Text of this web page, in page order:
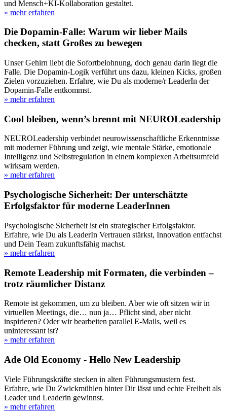
und Mensch+KI-Kollaboration gestaltet.
» mehr erfahren
Die Dopamin-Falle: Warum wir lieber Mails
checken, statt Großes zu bewegen
Unser Gehirn liebt die Sofortbelohnung, doch genau darin liegt die
Falle. Die Dopamin-Logik verführt uns dazu, kleinen Kicks, großen
Zielen vorzuziehen. Erfahre, wie Du als moderne/r LeaderIn der
Dopamin-Falle entkommst.
» mehr erfahren
Cool bleiben, wenn’s brennt mit NEUROLeadership
NEUROLeadership verbindet neurowissenschaftliche Erkenntnisse
mit moderner Führung und zeigt, wie mentale Stärke, emotionale
Intelligenz und Selbstregulation in einem komplexen Arbeitsumfeld
wirksam werden.
» mehr erfahren
Psychologische Sicherheit: Der unterschätzte
Erfolgsfaktor für moderne LeaderInnen
Psychologische Sicherheit ist ein strategischer Erfolgsfaktor.
Erfahre, wie Du als LeaderIn Vertrauen stärkst, Innovation entfachst
und Dein Team zukunftsfähig machst.
» mehr erfahren
Remote Leadership mit Formaten, die verbinden –
trotz räumlicher Distanz
Remote ist gekommen, um zu bleiben. Aber wie oft sitzen wir in
virtuellen Meetings, die… nun ja… Pflicht sind, aber nicht
inspirieren? Oder wir bearbeiten parallel E-Mails, weil es
uninteressant ist?
» mehr erfahren
Ade Old Economy - Hello New Leadership
Viele Führungskräfte stecken in alten Führungsmustern fest.
Erfahre, wie Du Zwickmühlen hinter Dir lässt und echte Freiheit als
Leader und Leaderin gewinnst.
» mehr erfahren